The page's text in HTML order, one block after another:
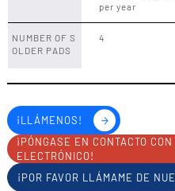
per year
NUMBER OF S
OLDER PADS
4
¡LLÁMENOS!
¡PÓNGASE EN CONTACTO
ELECTRÓNICO!
¡POR FAVOR LLÁMAME DE